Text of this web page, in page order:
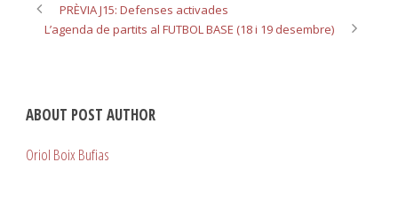
PRÈVIA J15: Defenses activades
L’agenda de partits al FUTBOL BASE (18 i 19 desembre)
ABOUT POST AUTHOR
Oriol Boix Bufias